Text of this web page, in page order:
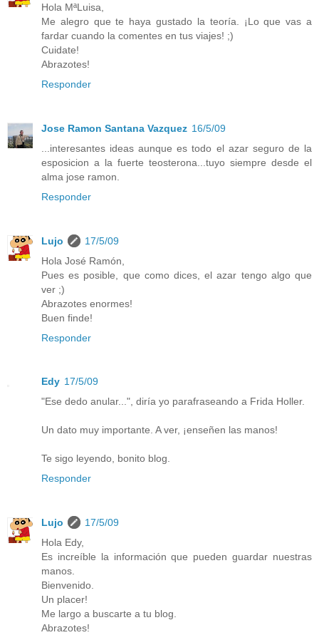
Hola MªLuisa,
Me alegro que te haya gustado la teoría. ¡Lo que vas a
fardar cuando la comentes en tus viajes! ;)
Cuidate!
Abrazotes!
Responder
Jose Ramon Santana Vazquez 16/5/09
...interesantes ideas aunque es todo el azar seguro de la
esposicion a la fuerte teosterona...tuyo siempre desde el
alma jose ramon.
Responder
Lujo
17/5/09
Hola José Ramón,
Pues es posible, que como dices, el azar tengo algo que
ver ;)
Abrazotes enormes!
Buen finde!
Responder
Edy 17/5/09
"Ese dedo anular...", diría yo parafraseando a Frida Holler.
Un dato muy importante. A ver, ¡enseñen las manos!
Te sigo leyendo, bonito blog.
Responder
Lujo
17/5/09
Hola Edy,
Es increíble la información que pueden guardar nuestras
manos.
Bienvenido.
Un placer!
Me largo a buscarte a tu blog.
Abrazotes!